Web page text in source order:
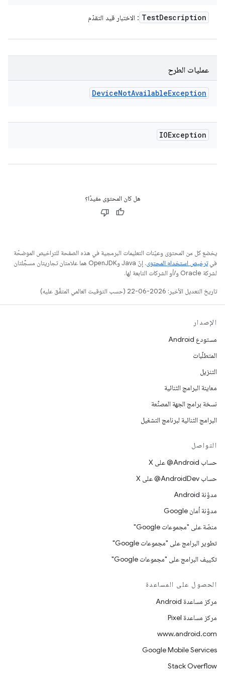
TestDescription : الاختبار قيد التقدّم
عمليات الطرح
DeviceNotAvailableException
IOException
هل كان المحتوى مفيدًا؟
يخضع كل من المحتوى وعيّنات التعليمات البرمجية في هذه الصفحة للتراخيص الموضحّة
فيترخيص استخدام المحتوى
. إنّ Java وOpenJDK هما علامتان تجاريتان مسجَّلتان
لشركة Oracle و/أو الشركات التابعة لها.
تاريخ التعديل الأخير: 2026-06-22 (حسب التوقيت العالمي المتفَّق عليه)
الإصدار
مستودع Android
المتطلّبات
التنزيل
معاينة البرامج الثنائية
نسخة برامج الجهة المصنِّعة
البرامج الثنائية لبرنامج التشغيل
التواصل
حساب ‎@Android على X
حساب ‎@AndroidDev على X
مدوّنة Android
مدوّنة أمان Google
منصّة على "مجموعات Google"
تطوير البرامج على "مجموعات Google"
تكييف البرامج على "مجموعات Google"
الحصول على المساعدة
مركز مساعدة Android
مركز مساعدة Pixel
www.android.com
Google Mobile Services
Stack Overflow